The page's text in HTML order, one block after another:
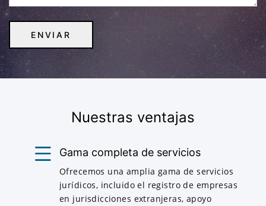
Nuestras ventajas
Gama completa de servicios
Ofrecemos una amplia gama de servicios
jurídicos, incluido el registro de empresas
en jurisdicciones extranjeras, apoyo